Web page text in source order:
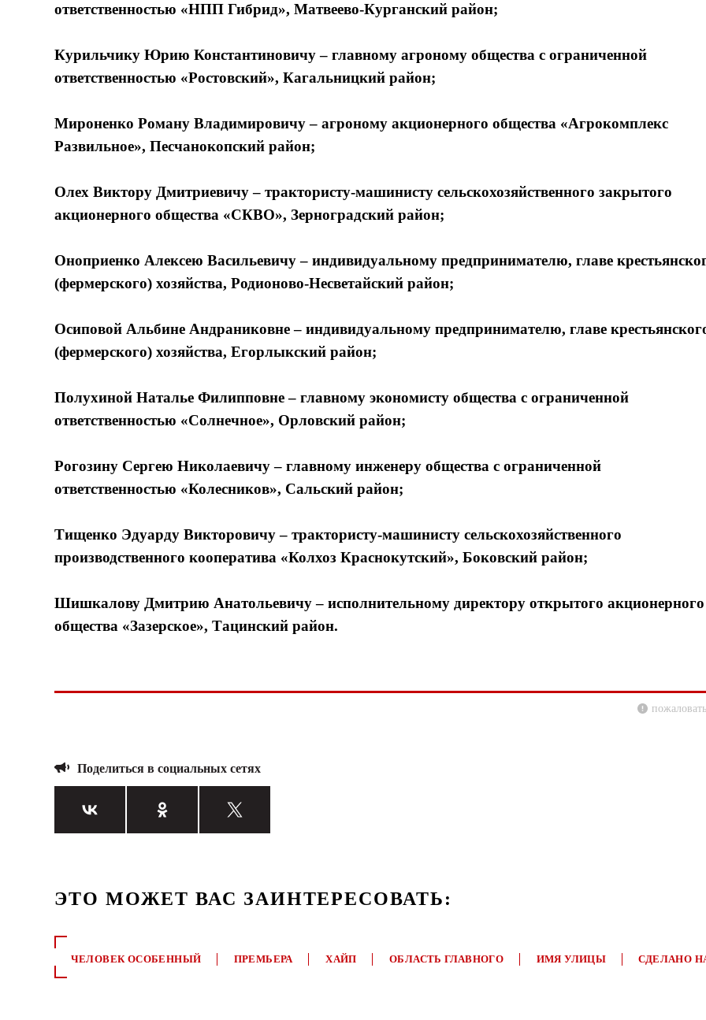
ответственностью «НПП Гибрид», Матвеево-Курганский район;
Курильчику Юрию Константиновичу – главному агроному общества с ограниченной
ответственностью «Ростовский», Кагальницкий район;
Мироненко Роману Владимировичу – агроному акционерного общества «Агрокомплекс
Развильное», Песчанокопский район;
Олех Виктору Дмитриевичу – трактористу-машинисту сельскохозяйственного закрытого
акционерного общества «СКВО», Зерноградский район;
Оноприенко Алексею Васильевичу – индивидуальному предпринимателю, главе
(фермерского) хозяйства, Родионово-Несветайский район;
Осиповой Альбине Андраниковне – индивидуальному предпринимателю, главе
(фермерского) хозяйства, Егорлыкский район;
Полухиной Наталье Филипповне – главному экономисту общества с ограниченной
ответственностью «Солнечное», Орловский район;
Рогозину Сергею Николаевичу – главному инженеру общества с ограниченной
ответственностью «Колесников», Сальский район;
Тищенко Эдуарду Викторовичу – трактористу-машинисту сельскохозяйственного
производственного кооператива «Колхоз Краснокутский», Боковский район;
Шишкалову Дмитрию Анатольевичу – исполнительному директору открытого акционерного
общества «Зазерское», Тацинский район.
Поделиться в социальных сетях
ЭТО МОЖЕТ ВАС ЗАИНТЕРЕСОВАТЬ:
ЧЕЛОВЕК ОСОБЕННЫЙ ПРЕМЬЕРА ХАЙП ОБЛАСТЬ ГЛАВНОГО ИМЯ УЛИЦЫ СДЕЛАНО